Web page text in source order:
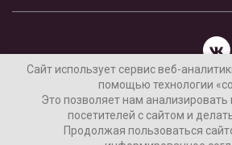
Материалы предоставлены
Нашли ошибку? Выделите ее
Сайт использует сервис веб-
помощью технологии
Это позволяет нам
посетителей с сайтом и
Продолжая пользоваться